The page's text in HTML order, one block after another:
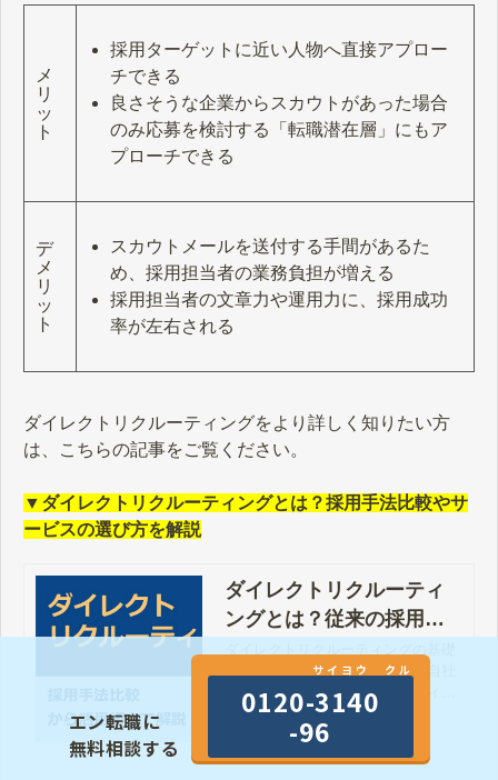
メ
リ
ッ
ト
採用ターゲットに近い人物へ直接アプロー
チできる
良さそうな企業からスカウトがあった場合
のみ応募を検討する「転職潜在層」にもア
プローチできる
デ
メ
リ
ッ
ト
スカウトメールを送付する手間があるた
め、採用担当者の業務負担が増える
採用担当者の文章力や運用力に、採用成功
率が左右される
ダイレクトリクルーティングをより詳しく知りたい方
は、こちらの記事をご覧ください。
▼ダイレクトリクルーティングとは？採用手法比較やサ
ービスの選び方を解説
ダイレクトリクルーティ
ングとは？従来の採用方
選び方
知識や他の採用手法との違い、自社
に合ったダイレクトリクルーティン
グサービスの選び方まで徹底解説し
ております。本記事でしかご紹介し
ていないノウハウが満載となります
エン株式会社
エン転職に
無料相談する
サイヨウ クル
0120-3140
-96